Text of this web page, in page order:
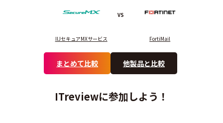
IIJセキュアMXサービス
VS
FortiMail
まとめて比較 他製品と比較
ITreviewに参加しよう！